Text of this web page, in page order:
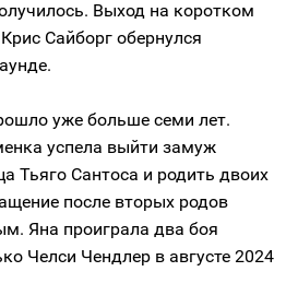
Выход на коротком
Сайборг обернулся
уже больше семи лет.
успела выйти замуж
Тьяго Сантоса и родить двоих
после вторых родов
Яна проиграла два боя
Челси Чендлер в августе 2024